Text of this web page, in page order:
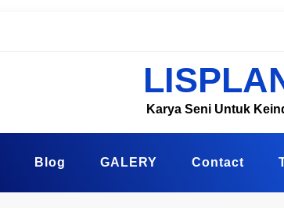
Karya Seni Untuk
Blog GALERY Contact